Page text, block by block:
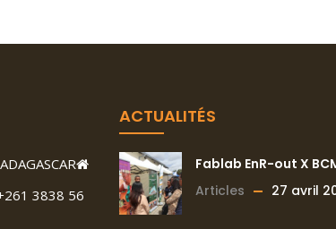
3838 56
ACTUALITÉS
Fablab EnR-out X
Articles
27 avril